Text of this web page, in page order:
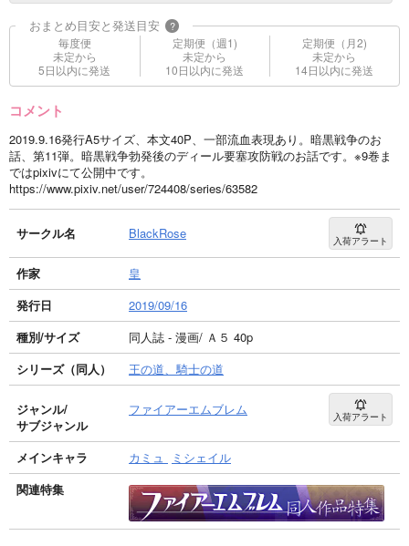
おまとめ目安と発送目安 ?
毎度便
未定から
5日以内に発送
定期便（週1)
未定から
10日以内に発送
定期便（月2)
未定から
14日以内に発送
コメント
2019.9.16発行A5サイズ、本文40P、一部流血表現あり。暗黒戦争のお
話、第11弾。暗黒戦争勃発後のディール要塞攻防戦のお話です。※9巻ま
ではpixivにて公開中です。
https://www.pixiv.net/user/724408/series/63582
サークル名 BlackRose 入荷アラート
作家
皇
発行日
2019/09/16
種別/サイズ
同人誌 - 漫画/ Ａ５ 40p
シリーズ（同人）
王の道、騎士の道
ジャンル/
サブジャンル
ファイアーエムブレム 入荷アラート
メインキャラ カミュ
ミシェイル
関連特集